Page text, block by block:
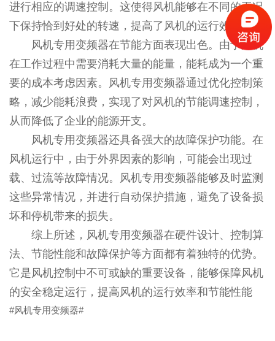
进行相应的调速控制。这使得风机能够在不同的工况
下保持恰到好处的转速，提高了风机的运行效率。
风机专用变频器在节能方面表现出色。由于风机
在工作过程中需要消耗大量的能量，能耗成为一个重
要的成本考虑因素。风机专用变频器通过优化控制策
略，减少能耗浪费，实现了对风机的节能调速控制，
从而降低了企业的能源开支。
风机专用变频器还具备强大的故障保护功能。在
风机运行中，由于外界因素的影响，可能会出现过
载、过流等故障情况。风机专用变频器能够及时监测
这些异常情况，并进行自动保护措施，避免了设备损
坏和停机带来的损失。
综上所述，风机专用变频器在硬件设计、控制算
法、节能性能和故障保护等方面都有着独特的优势。
它是风机控制中不可或缺的重要设备，能够保障风机
的安全稳定运行，提高风机的运行效率和节能性能
#风机专用变频器#